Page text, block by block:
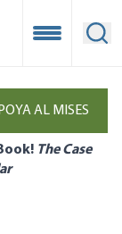
Open
AL MISES
The Case